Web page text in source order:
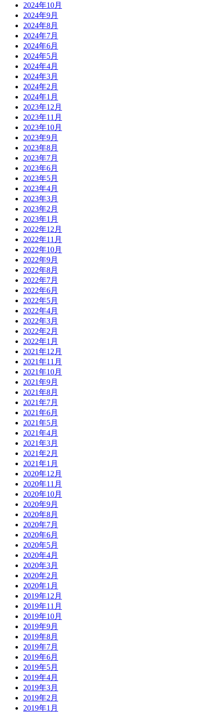
2024年10月
2024年9月
2024年8月
2024年7月
2024年6月
2024年5月
2024年4月
2024年3月
2024年2月
2024年1月
2023年12月
2023年11月
2023年10月
2023年9月
2023年8月
2023年7月
2023年6月
2023年5月
2023年4月
2023年3月
2023年2月
2023年1月
2022年12月
2022年11月
2022年10月
2022年9月
2022年8月
2022年7月
2022年6月
2022年5月
2022年4月
2022年3月
2022年2月
2022年1月
2021年12月
2021年11月
2021年10月
2021年9月
2021年8月
2021年7月
2021年6月
2021年5月
2021年4月
2021年3月
2021年2月
2021年1月
2020年12月
2020年11月
2020年10月
2020年9月
2020年8月
2020年7月
2020年6月
2020年5月
2020年4月
2020年3月
2020年2月
2020年1月
2019年12月
2019年11月
2019年10月
2019年9月
2019年8月
2019年7月
2019年6月
2019年5月
2019年4月
2019年3月
2019年2月
2019年1月